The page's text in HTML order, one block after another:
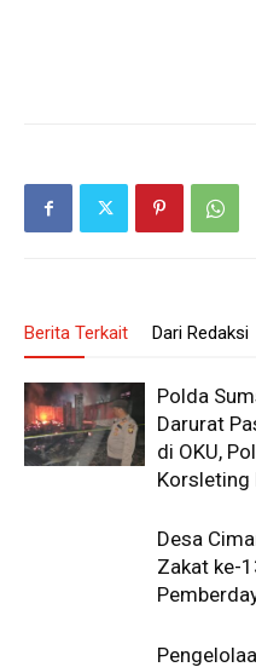
Berita Terkait Dari Redaksi
Polda
Darurat
di OKU,
Korsleting
Desa
Zakat ke-